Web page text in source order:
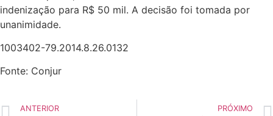
indenização para R$ 50 mil. A decisão foi tomada por
unanimidade.
1003402-79.2014.8.26.0132
Fonte: Conjur
ANTERIOR PRÓXIMO